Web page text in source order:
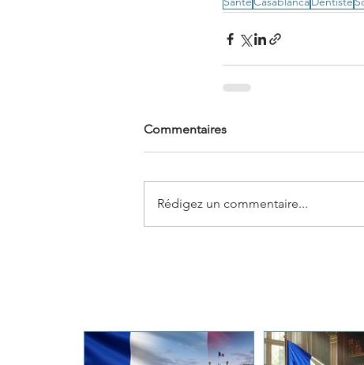
Commentaires
Rédigez un commentaire...